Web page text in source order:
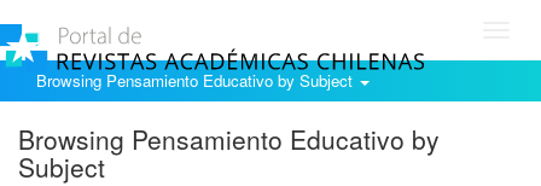
Browsing Pensamiento Educativo by Subject
Browsing Pensamiento Educativo by
Subject